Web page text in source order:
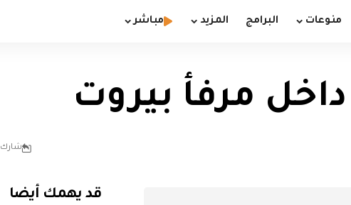
منوعات البرامج المزيد مباشر
داخل مرفأ بيروت
شارك
قد يهمك أيضا